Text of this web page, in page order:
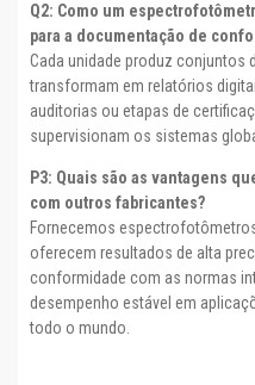
Q2: Como um
para a documentação de
Cada unidade produz conjuntos
transformam em relatórios
auditorias ou etapas de
supervisionam os sistemas
P3: Quais são as vantagens
com outros fabricantes?
Fornecemos
oferecem resultados de alta
conformidade com as normas
desempenho estável em
todo o mundo.